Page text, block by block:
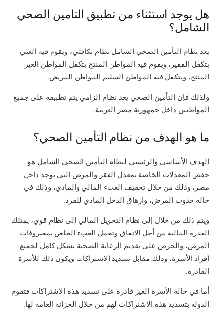
هل يوجد استثناء من تطبيق التامين الصحي
الشامل؟
يعد نظام التأمين الصحي الشامل نظام تكافلي، ويقوم فيه الغني
بتكفل الفقير، ويقوم فيه المواطن المنتج بتكفل المواطن الغير
المنتج، ويتكفل فيه المواطن السليم المواطن المريض.
ولذلك فإن التأمين الصحي يعد نظام الزامي يتم تطبيقه على جميع
المواطنين داخل جمهورية مصر العربية.
ما هو الهدف من نظام التأمين الصحي؟
الهدف الأساسي والرئيسي لنظام التأمين الصحي الشامل هو
خفض المعدلات الخاصة بمعدل الفقر والمرض التي توجد داخل
مصر، وذلك من خلال تخفيف العبء المالي والمادي، وذلك في
حالة حدوث المرض، وارهاق الدخل المادي للفرد.
ويتم ذلك من خلال إلى نظام التحويل المالي إلى نظام قوي، يمتلك
القدرة المالية من أجل الانفاق وتحمل العبء الخاص بمصروفات
المرض، والحرص على تقديم الرعاية الصحية بشكل كامل لجميع
أفراد الأسرة، وذلك مقابل تسديد الاشتراكات ويكون ذلك للأسرة
القادرة.
أما في حالة الأسرة الغير قادرة على تسديد هذه الاشتراكات فتقوم
الدولة بتسديد هذه الاشتراكات لهم من خلال الخزانة العامة لها.